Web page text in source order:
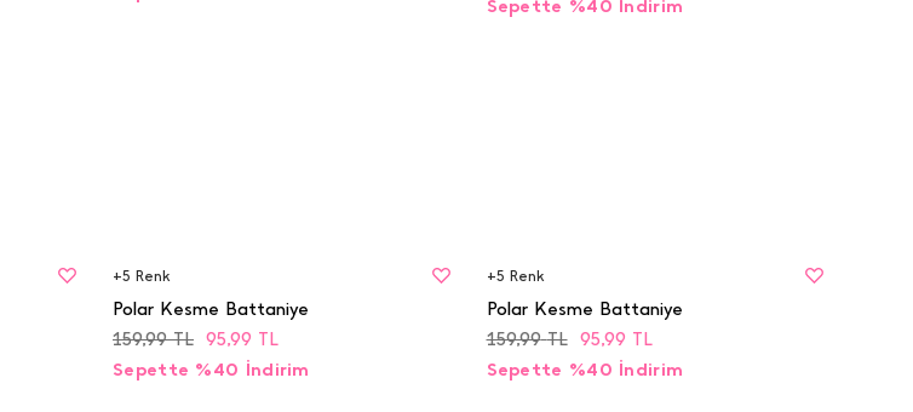
Sepette %40 İndirim
Sepette %40 İndirim
95,99 TL
159,99 TL
+5 Renk
Polar Kesme Battaniye
Sepette %40 İndirim
95,99 TL
159,99 TL
+5 Renk
Polar Kesme Battaniye